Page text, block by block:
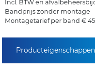
Incl. BTW en
Bandprijs zonder montage
Montagetarief per band €
Producteigenschappen